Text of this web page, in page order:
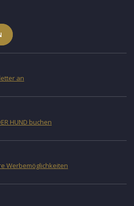
an
HUND buchen
Werbemöglichkeiten